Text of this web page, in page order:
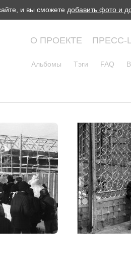
и вы сможете добавить фото и
О ПРОЕКТЕ ПРЕСС-
Альбомы Тэги FAQ